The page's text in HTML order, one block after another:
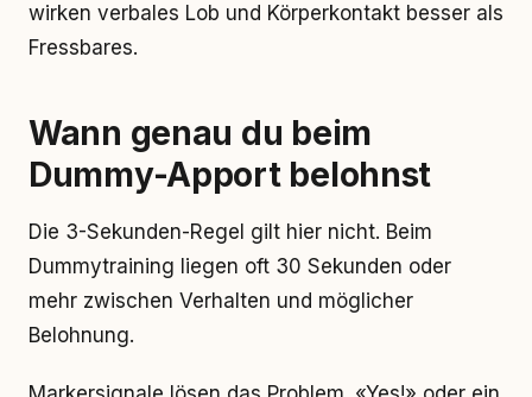
wirken verbales Lob und Körperkontakt besser als
Fressbares.
Wann genau du beim
Dummy-Apport belohnst
Die 3-Sekunden-Regel gilt hier nicht. Beim
Dummytraining liegen oft 30 Sekunden oder
mehr zwischen Verhalten und möglicher
Belohnung.